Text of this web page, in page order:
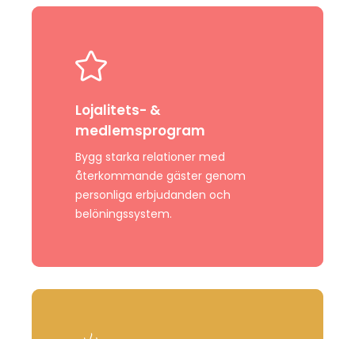
Lojalitets- &
medlemsprogram
Bygg starka relationer med
återkommande gäster genom
personliga erbjudanden och
belöningssystem.
Learn
Learn